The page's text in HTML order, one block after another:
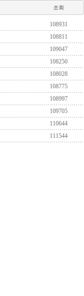
조회
108931
108811
109047
108250
108028
108775
108997
109705
110644
111544